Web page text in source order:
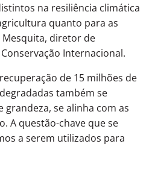
na resiliência climática
quanto para as
Mesquita, diretor de
Internacional.
de 15 milhões de
também se
grandeza, se alinha com as
A questão-chave que se
a serem utilizados para